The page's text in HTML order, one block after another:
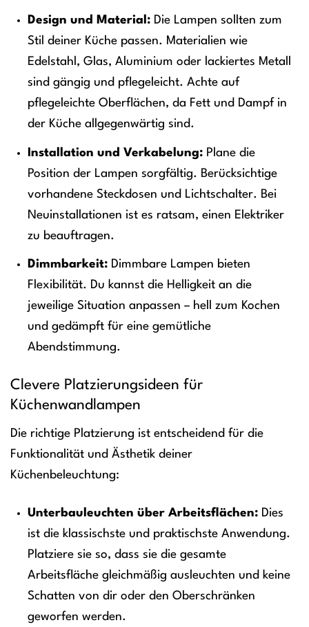
Design und Material:Die Lampen sollten zum
Stil deiner Küche passen. Materialien wie
Edelstahl, Glas, Aluminium oder lackiertes Metall
sind gängig und pflegeleicht. Achte auf
pflegeleichte Oberflächen, da Fett und Dampf in
der Küche allgegenwärtig sind.
Installation und Verkabelung:Plane die
Position der Lampen sorgfältig. Berücksichtige
vorhandene Steckdosen und Lichtschalter. Bei
Neuinstallationen ist es ratsam, einen Elektriker
zu beauftragen.
Dimmbarkeit:Dimmbare Lampen bieten
Flexibilität. Du kannst die Helligkeit an die
jeweilige Situation anpassen – hell zum Kochen
und gedämpft für eine gemütliche
Abendstimmung.
Clevere Platzierungsideen für
Küchenwandlampen
Die richtige Platzierung ist entscheidend für die
Funktionalität und Ästhetik deiner
Küchenbeleuchtung:
Unterbauleuchten über Arbeitsflächen:Dies
ist die klassischste und praktischste Anwendung.
Platziere sie so, dass sie die gesamte
Arbeitsfläche gleichmäßig ausleuchten und keine
Schatten von dir oder den Oberschränken
geworfen werden.